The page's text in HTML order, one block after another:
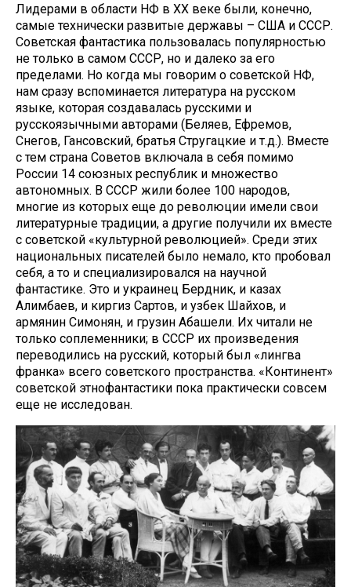
Лидерами в области НФ в ХХ веке были, конечно,
самые технически развитые державы – США и СССР.
Советская фантастика пользовалась популярностью
не только в самом СССР, но и далеко за его
пределами. Но когда мы говорим о советской НФ,
нам сразу вспоминается литература на русском
языке, которая создавалась русскими и
русскоязычными авторами (Беляев, Ефремов,
Снегов, Гансовский, братья Стругацкие и т.д.). Вместе
с тем страна Советов включала в себя помимо
России 14 союзных республик и множество
автономных. В СССР жили более 100 народов,
многие из которых еще до революции имели свои
литературные традиции, а другие получили их вместе
с советской «культурной революцией». Среди этих
национальных писателей было немало, кто пробовал
себя, а то и специализировался на научной
фантастике. Это и украинец Бердник, и казах
Алимбаев, и киргиз Сартов, и узбек Шайхов, и
армянин Симонян, и грузин Абашели. Их читали не
только соплеменники; в СССР их произведения
переводились на русский, который был «лингва
франка» всего советского пространства. «Континент»
советской этнофантастики пока практически совсем
еще не исследован.